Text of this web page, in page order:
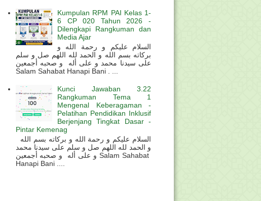
Kumpulan RPM PAI Kelas 1-
6 CP 020 Tahun 2026 -
Dilengkapi Rangkuman dan
Media Ajar
السلام عليكم و رحمة الله و
بركاته بسم الله و الحمد لله اللهم صل و سلم
على سيدنا محمد و على أله و صحبه أجمعين
Salam Sahabat Hanapi Bani . ...
Kunci Jawaban 3.22
Rangkuman Tema 1
Mengenal Keberagaman -
Pelatihan Pendidikan Inklusif
Berjenjang Tingkat Dasar -
Pintar Kemenag
و الحمد لله اللهم صل و سلم على سيدنا محمد
و على أله و صحبه أجمعين Salam Sahabat
Hanapi Bani ....